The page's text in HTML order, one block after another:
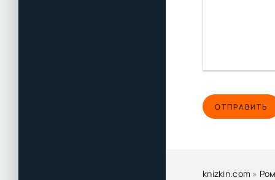
ОТПРАВИТЬ
knizkin.com »